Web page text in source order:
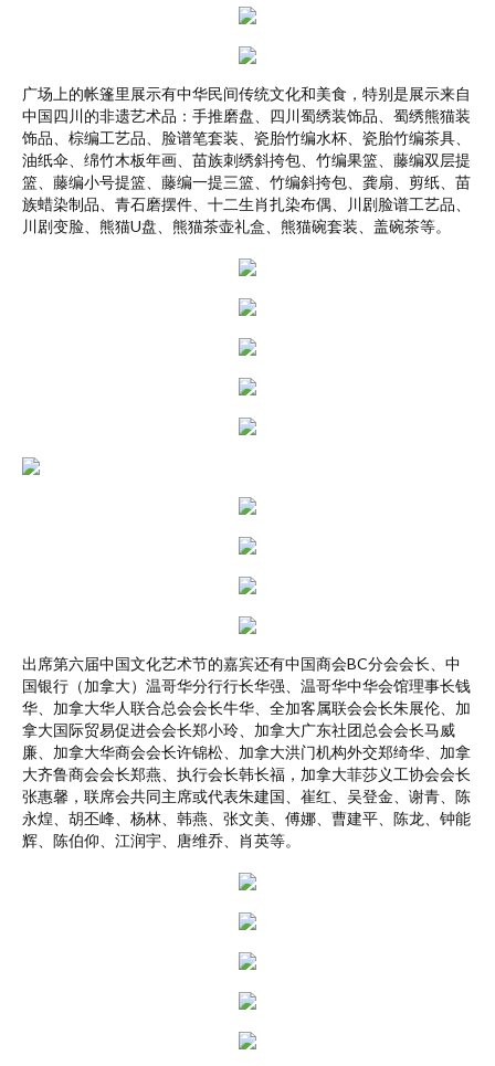
广场上的帐篷里展示有中华民间传统文化和美食，特别是展示来自
中国四川的非遗艺术品：手推磨盘、四川蜀绣装饰品、蜀绣熊猫装
饰品、棕编工艺品、脸谱笔套装、瓷胎竹编水杯、瓷胎竹编茶具、
油纸伞、绵竹木板年画、苗族刺绣斜挎包、竹编果篮、藤编双层提
篮、藤编小号提篮、藤编一提三篮、竹编斜挎包、龚扇、剪纸、苗
族蜡染制品、青石磨摆件、十二生肖扎染布偶、川剧脸谱工艺品、
川剧变脸、熊猫U盘、熊猫茶壶礼盒、熊猫碗套装、盖碗茶等。
出席第六届中国文化艺术节的嘉宾还有中国商会BC分会会长、中
国银行（加拿大）温哥华分行行长华强、温哥华中华会馆理事长钱
华、加拿大华人联合总会会长牛华、全加客属联会会长朱展伦、加
拿大国际贸易促进会会长郑小玲、加拿大广东社团总会会长马威
廉、加拿大华商会会长许锦松、加拿大洪门机构外交郑绮华、加拿
大齐鲁商会会长郑燕、执行会长韩长福，加拿大菲莎义工协会会长
张惠馨，联席会共同主席或代表朱建国、崔红、吴登金、谢青、陈
永煌、胡丕峰、杨林、韩燕、张文美、傅娜、曹建平、陈龙、钟能
辉、陈伯仰、江润宇、唐维乔、肖英等。